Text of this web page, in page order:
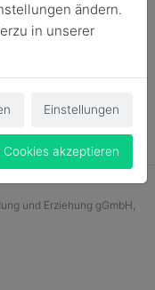
ändern.
in unserer
Einstellungen
Cookies akzeptieren
und Erziehung gGmbH,